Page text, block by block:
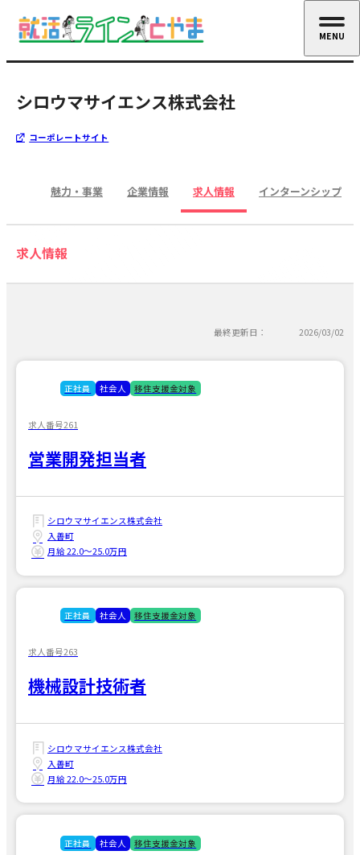
シロウマサイエンス株式会社
コーポレートサイト
魅力・事業 企業情報 求人情報 インターンシップ
求人情報
最終更新日： 2026/03/02
正社員 社会人 移住支援金対象
求人番号261
営業開発担当者
シロウマサイエンス株式会社
入善町
月給 22.0〜25.0万円
正社員 社会人 移住支援金対象
求人番号263
機械設計技術者
シロウマサイエンス株式会社
入善町
月給 22.0〜25.0万円
正社員 社会人 移住支援金対象
MENU